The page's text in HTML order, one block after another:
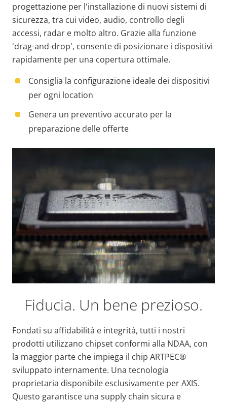
progettazione per l'installazione di nuovi sistemi di
sicurezza, tra cui video, audio, controllo degli
accessi, radar e molto altro. Grazie alla funzione
'drag-and-drop', consente di posizionare i dispositivi
rapidamente per una copertura ottimale.
Consiglia la configurazione ideale dei dispositivi
per ogni location
Genera un preventivo accurato per la
preparazione delle offerte
Fiducia. Un bene prezioso.
Fondati su affidabilità e integrità, tutti i nostri
prodotti utilizzano chipset conformi alla NDAA, con
la maggior parte che impiega il chip ARTPEC®
sviluppato internamente. Una tecnologia
proprietaria disponibile esclusivamente per AXIS.
Questo garantisce una supply chain sicura e